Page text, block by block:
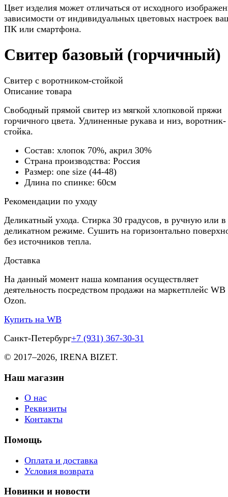
Цвет изделия может отличаться от исходного
зависимости от индивидуальных цветовых настроек
ПК или смартфона.
Свитер базовый (горчичный)
Свитер с воротником-стойкой
Описание товара
Свободный прямой свитер из мягкой хлопковой пряжи
горчичного цвета. Удлиненные рукава и низ, воротник-
стойка.
Состав: хлопок 70%, акрил 30%
Страна производства: Россия
Размер: one size (44-48)
Длина по спинке: 60см
Рекомендации по уходу
Деликатный ухода. Стирка 30 градусов, в ручную или в
деликатном режиме. Сушить на горизонтально
без источников тепла.
Доставка
На данный момент наша компания осуществляет
деятельность посредством продажи на маркетплейс WB
Ozon.
Купить на WB
Санкт-Петербург+7 (931) 367-30-31
© 2017–2026, IRENA BIZET.
Наш магазин
О нас
Реквизиты
Контакты
Помощь
Оплата и доставка
Условия возврата
Новинки и новости